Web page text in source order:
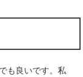
も良いです。私